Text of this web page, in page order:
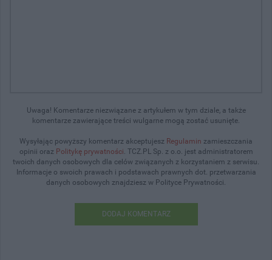
Uwaga! Komentarze niezwiązane z artykułem w tym dziale, a także
komentarze zawierające treści wulgarne mogą zostać usunięte.
Wysyłając powyższy komentarz akceptujesz Regulamin zamieszczania
opinii oraz Politykę prywatności. TCZ.PL Sp. z o.o. jest administratorem
twoich danych osobowych dla celów związanych z korzystaniem z serwisu.
Informacje o swoich prawach i podstawach prawnych dot. przetwarzania
danych osobowych znajdziesz w Polityce Prywatności.
DODAJ KOMENTARZ